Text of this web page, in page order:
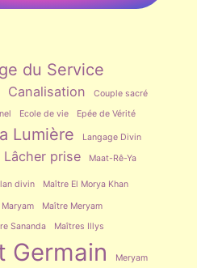
du Service
Canalisation
Couple sacré
Ecole de vie Epée de Vérité
Lumière
Langage Divin
Lâcher prise Maat-Rê-Ya
divin Maître El Morya Khan
Maître Meryam
Sananda Maîtres Illys
Germain Meryam